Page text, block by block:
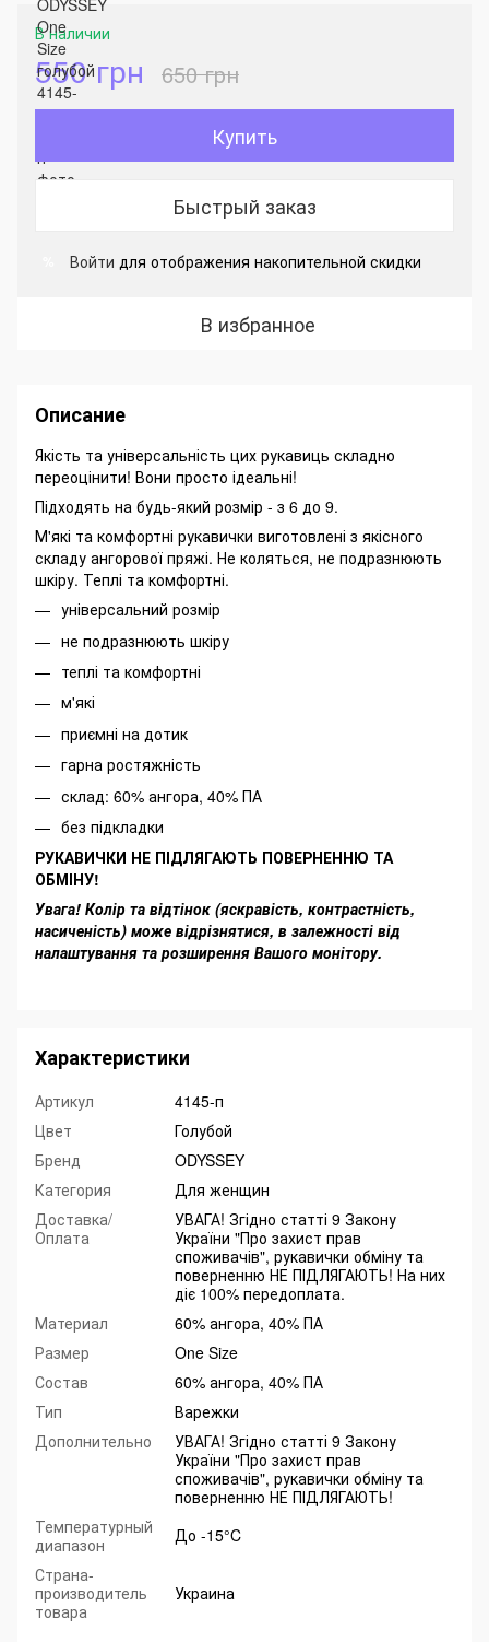
В наличии
550 грн 650 грн
Купить
Быстрый заказ
Войти для отображения накопительной скидки
В избранное
Описание
Якість та універсальність цих рукавиць складно
переоцінити! Вони просто ідеальні!
Підходять на будь-який розмір - з 6 до 9.
М'які та комфортні рукавички виготовлені з якісного
складу ангорової пряжі. Не коляться, не подразнюють
шкіру. Теплі та комфортні.
універсальний розмір
не подразнюють шкіру
теплі та комфортні
м'які
приємні на дотик
гарна ростяжність
склад: 60% ангора, 40% ПА
без підкладки
РУКАВИЧКИ НЕ ПІДЛЯГАЮТЬ ПОВЕРНЕННЮ ТА
ОБМІНУ!
Увага! Колір та відтінок (яскравість, контрастність,
насиченість) може відрізнятися, в залежності від
налаштування та розширення Вашого монітору.
Характеристики
Артикул
4145-п
Цвет
Голубой
Бренд
ODYSSEY
Категория
Для женщин
Доставка/
Оплата
УВАГА! Згідно статті 9 Закону
України "Про захист прав
споживачів", рукавички обміну та
поверненню НЕ ПІДЛЯГАЮТЬ! На них
діє 100% передоплата.
Материал
60% ангора, 40% ПА
Размер
One Size
Состав
60% ангора, 40% ПА
Тип
Варежки
Дополнительно
УВАГА! Згідно статті 9 Закону
України "Про захист прав
споживачів", рукавички обміну та
поверненню НЕ ПІДЛЯГАЮТЬ!
Температурный
диапазон
До -15°C
Страна-
производитель
товара
Украина